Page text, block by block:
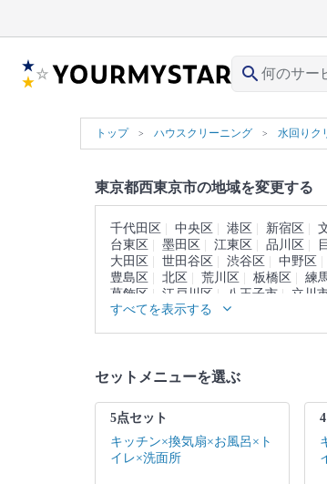
search
トップ ハウスクリーニング 水回りク
東京都西東京市の地域を変更する
千代田区 中央区 港区 新宿区
台東区
墨田区 江東区 品川区
大田区
世田谷区 渋谷区 中野区
豊島区
北区 荒川区 板橋区 練
葛飾区
江戸川区 八王子市 立川
三鷹市
青梅市 府中市
稲城市
羽村市 あきる野市
八丈島
すべてを表示する
セットメニューを選ぶ
5点セット
キッチン×換気扇×お風呂×ト
イレ×洗面所